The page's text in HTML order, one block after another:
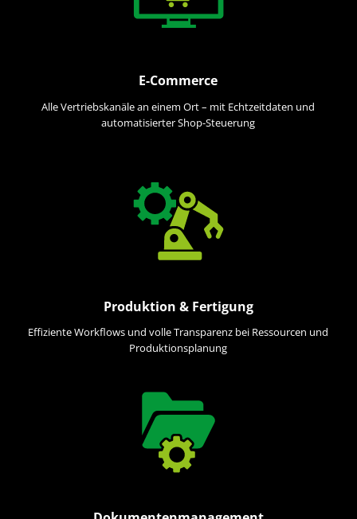
E-Commerce
Alle Vertriebskanäle an einem Ort – mit Echtzeitdaten und
automatisierter Shop-Steuerung
Produktion & Fertigung
Effiziente Workflows und volle Transparenz bei Ressourcen und
Produktionsplanung